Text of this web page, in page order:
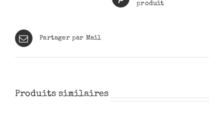
produit
Partager par Mail
Produits similaires